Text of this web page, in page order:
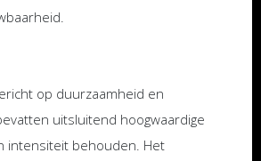
op duurzaamheid en
uitsluitend hoogwaardige
intensiteit behouden. Het